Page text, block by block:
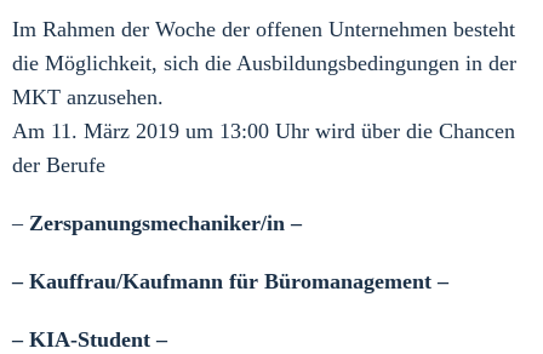
Im Rahmen der Woche der offenen Unternehmen besteht
die Möglichkeit, sich die Ausbildungsbedingungen in der
MKT anzusehen.
Am 11. März 2019 um 13:00 Uhr wird über die Chancen
der Berufe
–Zerspanungsmechaniker/in –
– Kauffrau/Kaufmann für Büromanagement –
– KIA-Student –